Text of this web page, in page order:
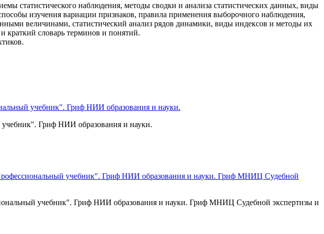
статистического наблюдения, методы сводки и анализа статистических данных, виды
изучения вариации признаков, правила применения выборочного наблюдения,
величинами, статистический анализ рядов динамики, виды индексов и методы их
краткий словарь терминов и понятий.
Гриф НИИ образования и науки.
учебник". Гриф НИИ образования и науки. Гриф МНИЦ Судебной экспертизы и